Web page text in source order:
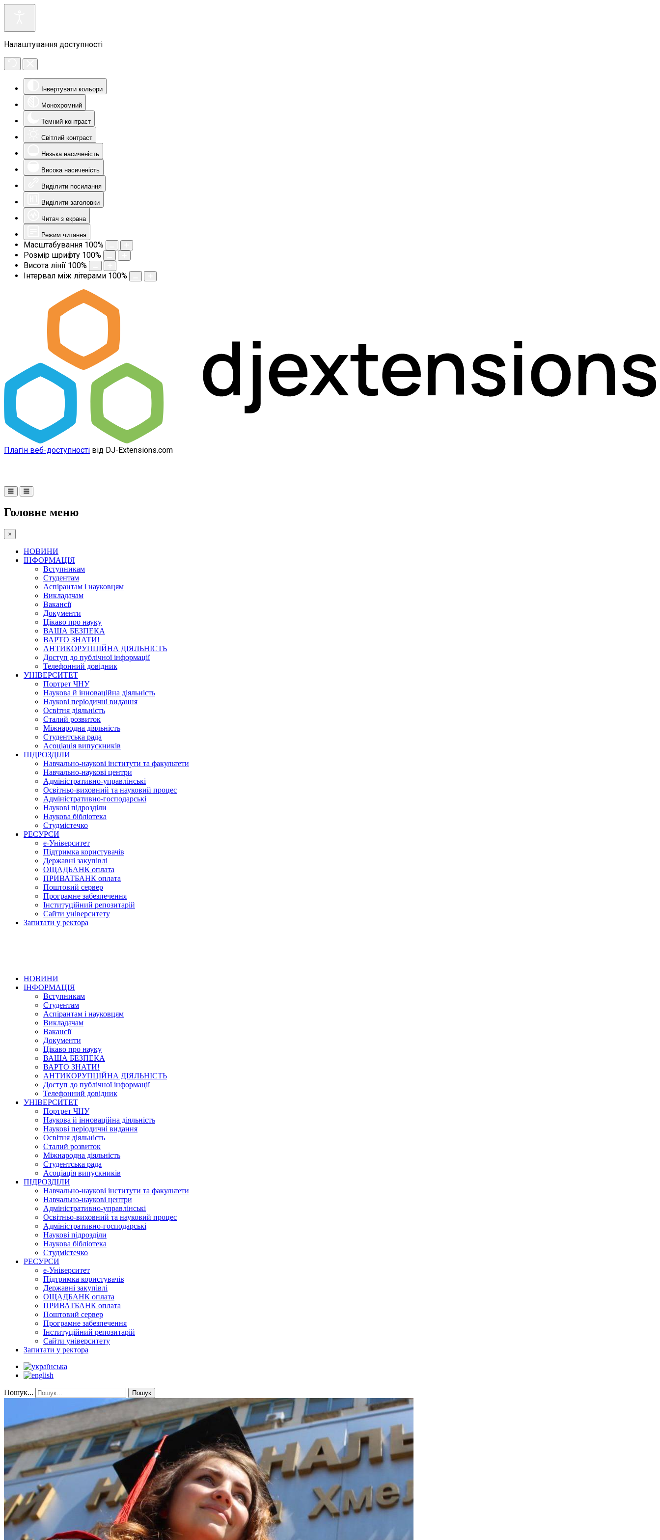
Налаштування доступності
Інвертувати кольори
Монохромний
Темний контраст
Світлий контраст
Низька насиченість
Висока насиченість
Виділити посилання
Виділити заголовки
Читач з екрана
Режим читання
Масштабування 100%
Розмір шрифту 100%
Висота лінії 100%
Інтервал між літерами 100%
Плагін веб-доступності від DJ-Extensions.com
Головне меню
×
НОВИНИ
ІНФОРМАЦІЯ
Вступникам
Студентам
Аспірантам і науковцям
Викладачам
Вакансії
Документи
Цікаво про науку
ВАША БЕЗПЕКА
ВАРТО ЗНАТИ!
АНТИКОРУПЦІЙНА ДІЯЛЬНІСТЬ
Доступ до публічної інформації
Телефонний довідник
УНІВЕРСИТЕТ
Портрет ЧНУ
Наукова й інноваційна діяльність
Наукові періодичні видання
Освітня діяльність
Сталий розвиток
Міжнародна діяльність
Студентська рада
Асоціація випускників
ПІДРОЗДІЛИ
Навчально-наукові інститути та факультети
Навчально-наукові центри
Адміністративно-управлінські
Освітньо-виховний та науковий процес
Адміністративно-господарські
Наукові підрозділи
Наукова бібліотека
Студмістечко
РЕСУРСИ
е-Університет
Підтримка користувачів
Державні закупівлі
ОЩАДБАНК оплата
ПРИВАТБАНК оплата
Поштовий сервер
Програмне забезпечення
Інституційний репозитарій
Сайти університету
Запитати у ректора
НОВИНИ
ІНФОРМАЦІЯ
Вступникам
Студентам
Аспірантам і науковцям
Викладачам
Вакансії
Документи
Цікаво про науку
ВАША БЕЗПЕКА
ВАРТО ЗНАТИ!
АНТИКОРУПЦІЙНА ДІЯЛЬНІСТЬ
Доступ до публічної інформації
Телефонний довідник
УНІВЕРСИТЕТ
Портрет ЧНУ
Наукова й інноваційна діяльність
Наукові періодичні видання
Освітня діяльність
Сталий розвиток
Міжнародна діяльність
Студентська рада
Асоціація випускників
ПІДРОЗДІЛИ
Навчально-наукові інститути та факультети
Навчально-наукові центри
Адміністративно-управлінські
Освітньо-виховний та науковий процес
Адміністративно-господарські
Наукові підрозділи
Наукова бібліотека
Студмістечко
РЕСУРСИ
е-Університет
Підтримка користувачів
Державні закупівлі
ОЩАДБАНК оплата
ПРИВАТБАНК оплата
Поштовий сервер
Програмне забезпечення
Інституційний репозитарій
Сайти університету
Запитати у ректора
Пошук... Пошук